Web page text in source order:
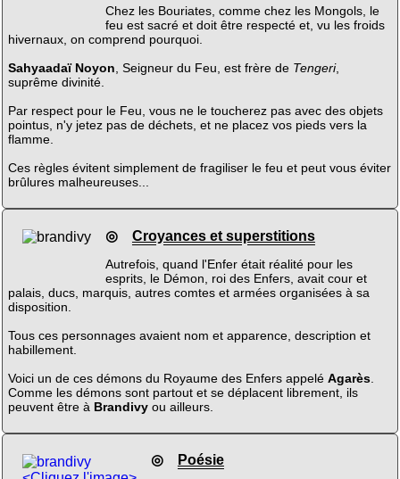
Chez les Bouriates, comme chez les Mongols, le
feu est sacré et doit être respecté et, vu les froids
hivernaux, on comprend pourquoi.
Sahyaadaï Noyon , Seigneur du Feu, est frère de Tengeri,
suprême divinité.
Par respect pour le Feu, vous ne le toucherez pas avec des objets
pointus, n'y jetez pas de déchets, et ne placez vos pieds vers la
flamme.
Ces règles évitent simplement de fragiliser le feu et peut vous éviter
brûlures malheureuses...
◎ Croyances et superstitions
Autrefois, quand l'Enfer était réalité pour les
esprits, le Démon, roi des Enfers, avait cour et
palais, ducs, marquis, autres comtes et armées organisées à sa
disposition.
Tous ces personnages avaient nom et apparence, description et
habillement.
Voici un de ces démons du Royaume des Enfers appelé Agarès.
Comme les démons sont partout et se déplacent librement, ils
peuvent être à Brandivyou ailleurs.
◎ Poésie